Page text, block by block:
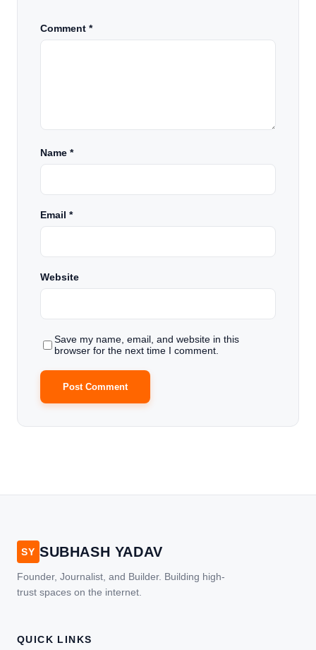
Comment *
Name *
Email *
Website
Save my name, email, and website in this
browser for the next time I comment.
SY SUBHASH YADAV
Founder, Journalist, and Builder. Building high-
trust spaces on the internet.
QUICK LINKS